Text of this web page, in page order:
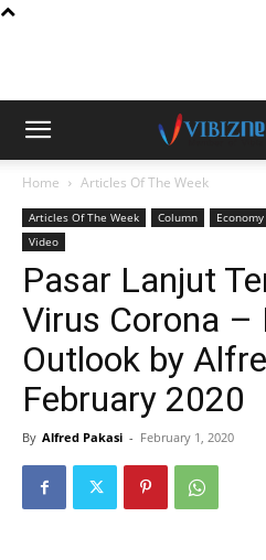
Home Articles Of The Week
Articles Of The Week Column
Video
Pasar Lanjut
Virus Corona –
Outlook by
February 2020
By Alfred Pakasi - February 1, 2020